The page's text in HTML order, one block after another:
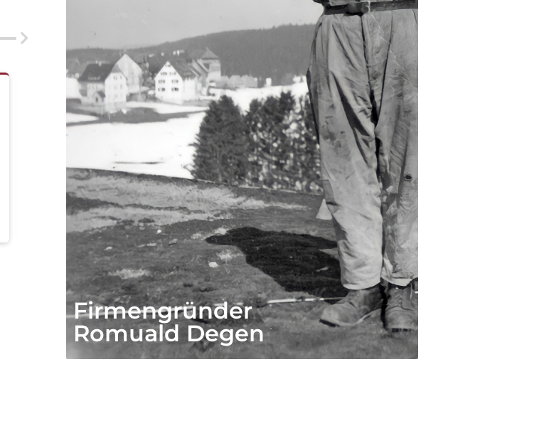
1988 Umzug
Neulandstr.1
Umzug in die neuen
Achern, Neulandstr. 1
2001 Tod von
Romuald Degen
Firmengründer
Romuald Degenstirbt
2003
Marketingpreis
SHK Handwerk
Horst Degengewinnt
den Marketingpreis für
das deutsche SHK-
Handwerk
Firmengründer
Romuald Degen